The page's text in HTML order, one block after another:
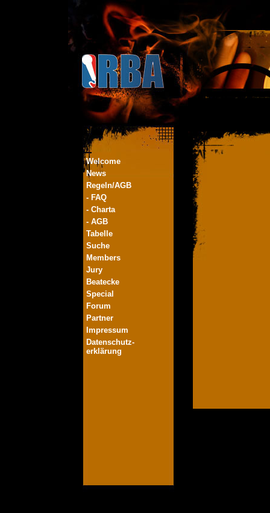
Welcome
News
Regeln/AGB
- FAQ
- Charta
- AGB
Tabelle
Suche
Members
Jury
Beatecke
Special
Forum
Partner
Impressum
Datenschutz-
erklärung